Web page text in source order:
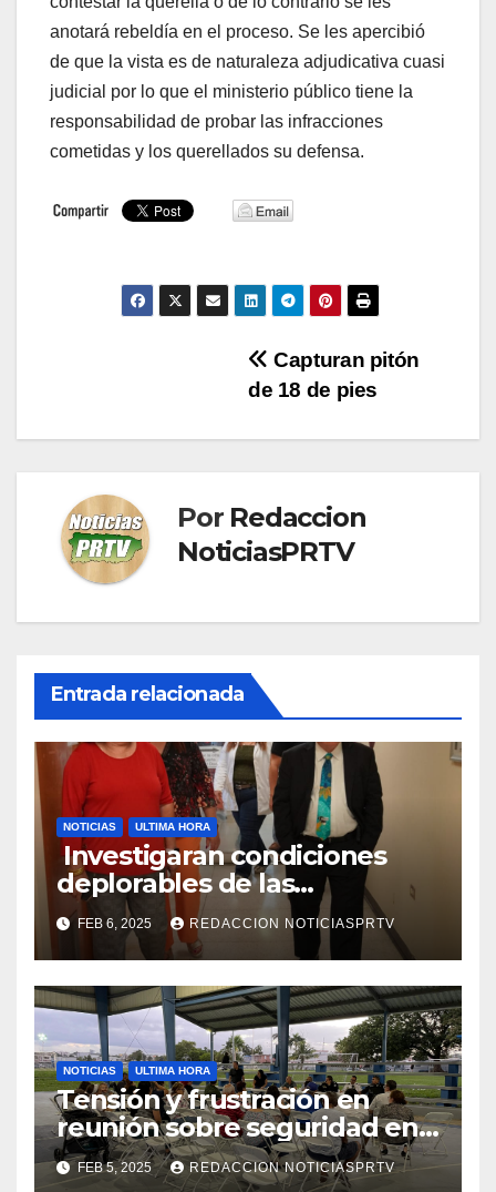
anotará rebeldía en el proceso. Se les apercibió
de que la vista es de naturaleza adjudicativa cuasi
judicial por lo que el ministerio público tiene la
responsabilidad de probar las infracciones
cometidas y los querellados su defensa.
Capturan pitón
de 18 de pies
Por Redaccion
NoticiasPRTV
Entrada relacionada
NOTICIAS ULTIMA HORA
Investigaran condiciones
deplorables de las
facilidades el Departamento
de la Salud en Mayagüez
FEB 6, 2025 REDACCION NOTICIASPRTV
NOTICIAS ULTIMA HORA
Tensión y frustración en
reunión sobre seguridad en
Reparto Metropolitano
FEB 5, 2025 REDACCION NOTICIASPRTV